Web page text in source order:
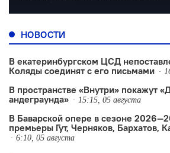
НОВОСТИ
В екатеринбургском ЦСД
Коляды соединят с его письмами
В пространстве «Внутри» покажут
андеграунда»
15:15, 05 августа
В Баварской опере в сезоне
премьеры Гут, Черняков, Бархатов,
6:10, 05 августа